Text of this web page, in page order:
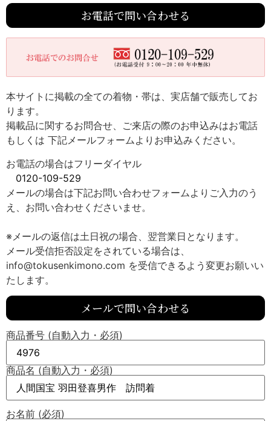
本サイトに掲載の全ての着物・帯は、実店舗で販売してお
ります。
掲載品に関するお問合せ、ご来店の際のお申込みはお電話
もしくは 下記メールフォームよりお申込みください。
お電話の場合はフリーダイヤル
0120-109-529
メールの場合は下記お問い合わせフォームよりご入力のう
え、お問い合わせくださいませ。
※メールの返信は土日祝の場合、翌営業日となります。
メール受信拒否設定をされている場合は、
info@tokusenkimono.com を受信できるよう変更お願いい
たします。
メールで問い合わせる
商品番号 (自動入力・必須)
商品名 (自動入力・必須)
お名前 (必須)
お電話で問い合わせる